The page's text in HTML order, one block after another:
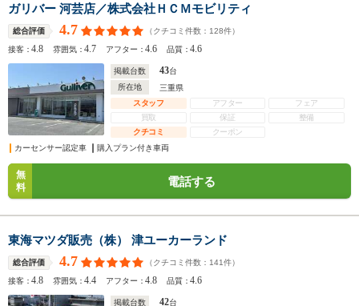
ガリバー 河芸店／株式会社ＨＣＭモビリティ
総合評価 4.7 （クチコミ件数： 128件）
接客：4.8 雰囲気：4.7 アフター：4.6 品質：4.6
掲載台数 43台
所在地
三重県
スタッフ
アフター
フェア
買取
保証
整備
クチコミ
クーポン
カーセンサー認定車
購入プラン付き車両
無
料
電話する
東海マツダ販売（株） 津ユーカーランド
総合評価 4.7 （クチコミ件数： 141件）
接客：4.8 雰囲気：4.4 アフター：4.8 品質：4.6
掲載台数 42台